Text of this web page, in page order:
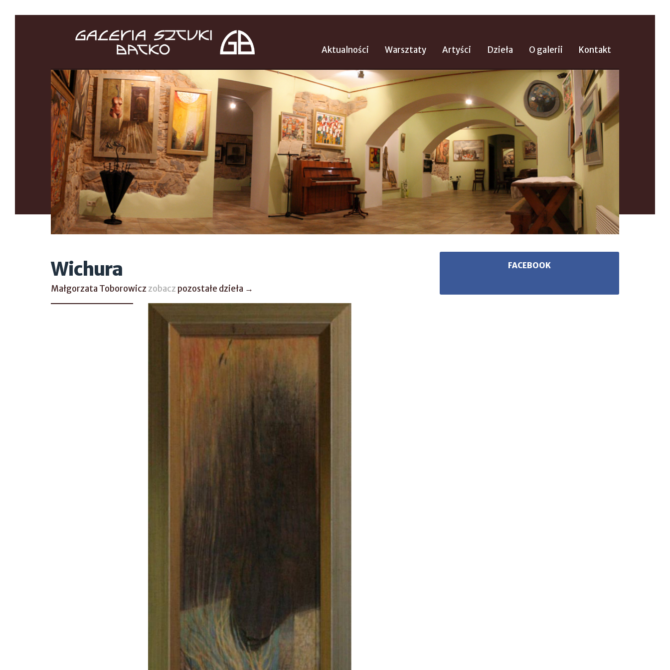
Aktualności Warsztaty Artyści Dzieła O galerii Kontakt
Wichura
Małgorzata Toborowiczzobacz pozostałe dzieła →
FACEBOOK